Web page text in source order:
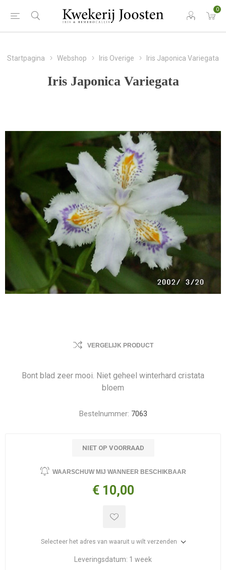
0
Startpagina Webshop Iris Overige Iris Japonica Variegata
Iris Japonica Variegata
VERGELIJK PRODUCT
Bont blad zeer mooi. Niet geheel winterhard cristata
bloem
Bestelnummer: 7063
NIET OP VOORRAAD
WAARSCHUW MIJ WANNEER BESCHIKBAAR
€ 10,00
Selecteer het adres van waaruit u wilt verzenden
Leveringsdatum: 1 week